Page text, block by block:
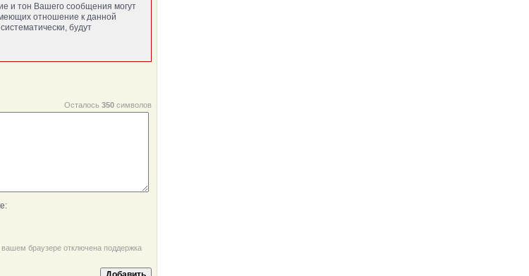
и тон Вашего сообщения могут
отношение к данной
будут
Осталось 350 символов
браузере отключена поддержка